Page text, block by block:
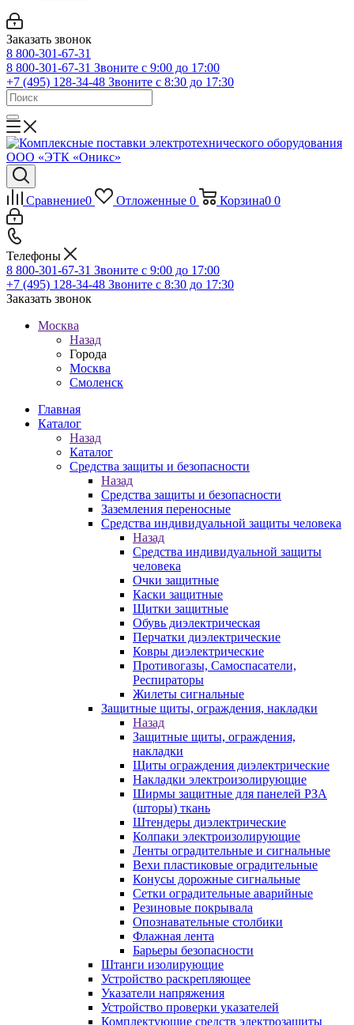
Заказать звонок
8 800-301-67-31
8 800-301-67-31 Звоните с 9:00 до 17:00
+7 (495) 128-34-48 Звоните с 8:30 до 17:30
Сравнение0 Отложенные 0 Корзина0 0
Телефоны
8 800-301-67-31 Звоните с 9:00 до 17:00
+7 (495) 128-34-48 Звоните с 8:30 до 17:30
Заказать звонок
Москва
Назад
Города
Москва
Смоленск
Главная
Каталог
Назад
Каталог
Средства защиты и безопасности
Назад
Средства защиты и безопасности
Заземления переносные
Средства индивидуальной защиты человека
Назад
Средства индивидуальной защиты
человека
Очки защитные
Каски защитные
Щитки защитные
Обувь диэлектрическая
Перчатки диэлектрические
Ковры диэлектрические
Противогазы, Самоспасатели,
Респираторы
Жилеты сигнальные
Защитные щиты, ограждения, накладки
Назад
Защитные щиты, ограждения,
накладки
Щиты ограждения диэлектрические
Накладки электроизолирующие
Ширмы защитные для панелей РЗА
(шторы) ткань
Штендеры диэлектрические
Колпаки электроизолирующие
Ленты оградительные и сигнальные
Вехи пластиковые оградительные
Конусы дорожные сигнальные
Сетки оградительные аварийные
Резиновые покрывала
Опознавательные столбики
Флажная лента
Барьеры безопасности
Штанги изолирующие
Устройство раскрепляющее
Указатели напряжения
Устройство проверки указателей
Комплектующие средств электрозащиты